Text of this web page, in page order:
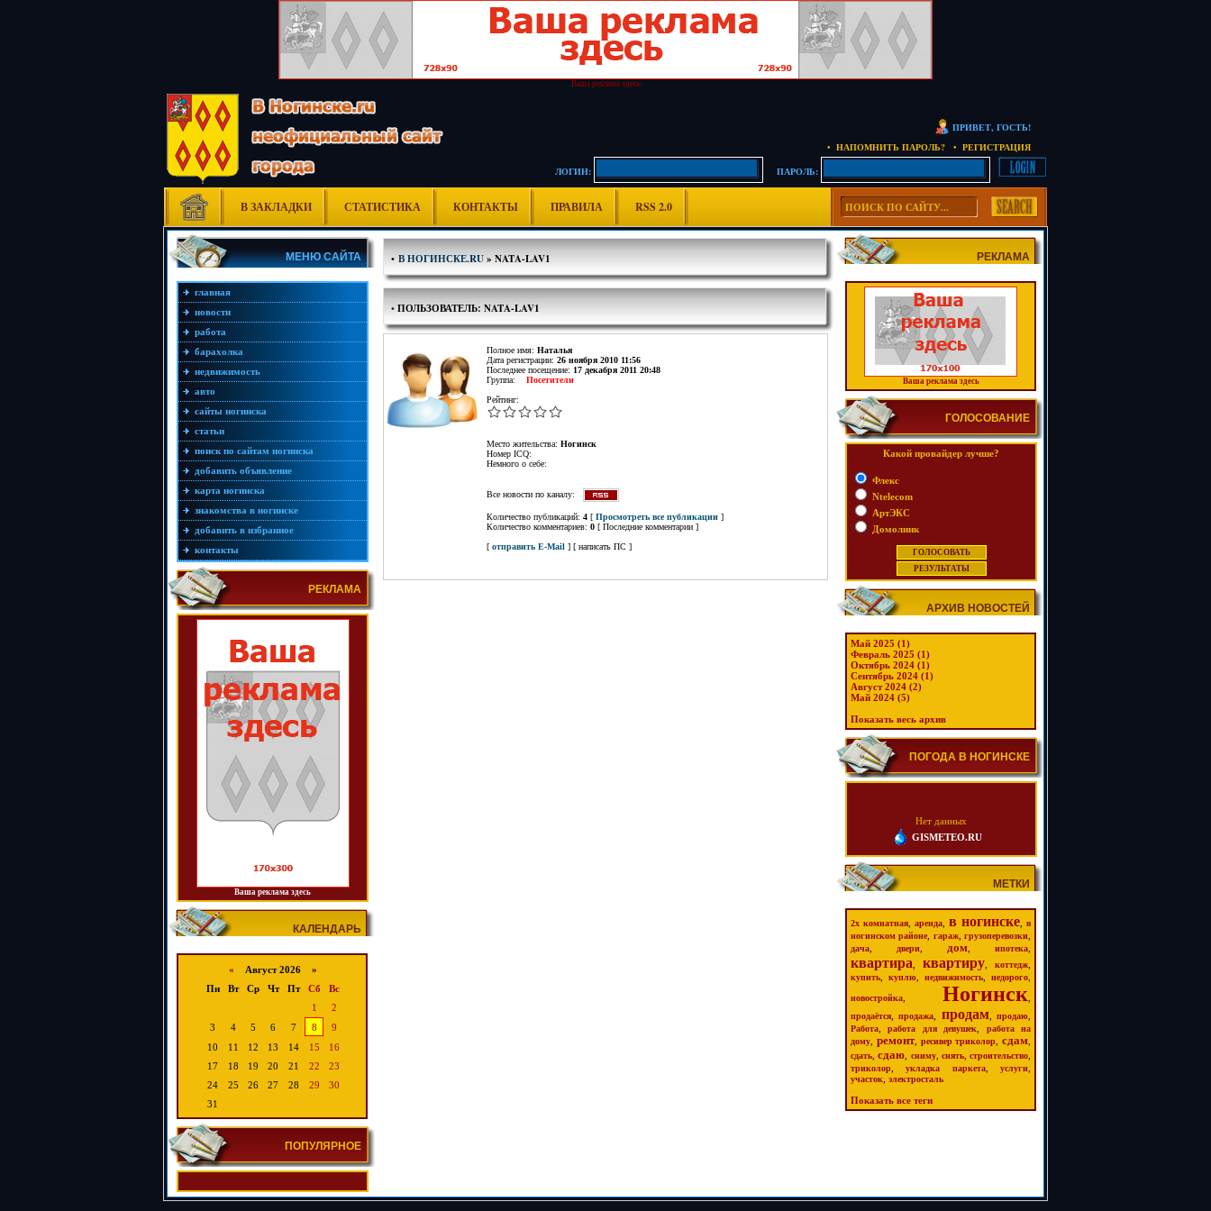
Ваша реклама здесь
ПРИВЕТ, ГОСТЬ!
• НАПОМНИТЬ ПАРОЛЬ?
• РЕГИСТРАЦИЯ
ЛОГИН:
ПАРОЛЬ:
В ЗАКЛАДКИ СТАТИСТИКА КОНТАКТЫ ПРАВИЛА RSS 2.0
МЕНЮ САЙТА
главная
новости
работа
барахолка
недвижимость
авто
сайты ногинска
статьи
поиск по сайтам ногинска
добавить объявление
карта ногинска
знакомства в ногинске
добавить в избранное
контакты
РЕКЛАМА
Ваша реклама здесь
КАЛЕНДАРЬ
« Август 2026 »
Пн
Вт Ср Чт Пт Сб
Вс
1
2
3
4 5 6 7 8
9
10
11 12 13 14 15
16
17
18 19 20 21 22
23
24
25 26 27 28 29
30
31
ПОПУЛЯРНОЕ
• В НОГИНСКЕ.RU» NATA-LAV1
• ПОЛЬЗОВАТЕЛЬ: NATA-LAV1
Полное имя: Наталья
Дата регистрации: 26 ноября 2010 11:56
Последнее посещение: 17 декабря 2011 20:48
Группа: Посетители
Рейтинг:
Место жительства: Ногинск
Номер ICQ:
Немного о себе:
Все новости по каналу:
Количество публикаций: 4 [ Просмотреть все публикации ]
Количество комментариев: 0 [ Последние комментарии ]
[ отправить E-Mail ] [ написать ПС ]
РЕКЛАМА
Ваша реклама здесь
ГОЛОСОВАНИЕ
Какой провайдер лучше?
Флекс
Ntelecom
АртЭКС
Домолинк
АРХИВ НОВОСТЕЙ
Май 2025 (1)
Февраль 2025 (1)
Октябрь 2024 (1)
Сентябрь 2024 (1)
Август 2024 (2)
Май 2024 (5)
Показать весь архив
ПОГОДА В НОГИНСКЕ
Нет данных
GISMETEO.RU
МЕТКИ
2х комнатная аренда в ногинске
в
ногинском районе
гараж,грузоперевозки
дача двери дом ипотека
квартира квартиру коттедж
купить куплю недвижимость недорого
новостройка Ногинск
продаётся ,продажа продам,продаю
Работа ,работа для девушек
работа на
дому
ремонт, ресивер триколор сдам
сдать ,сдаю сниму, снять, строительство
триколор ,укладка паркета,услуги
участок электросталь
Показать все теги